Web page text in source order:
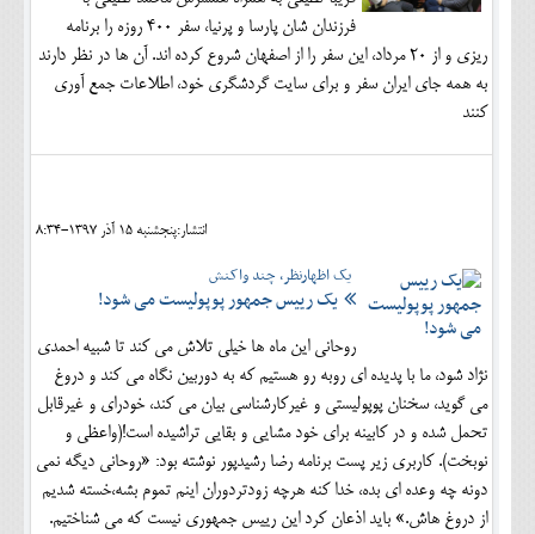
فرزندان شان پارسا و پرنیا، سفر 400 روزه را برنامه
ریزی و از 20 مرداد، این سفر را از اصفهان شروع کرده اند. آن ها در نظر دارند
به همه جای ایران سفر و برای سایت گردشگری خود، اطلاعات جمع آوری
کنند
انتشار:پنجشنبه 15 آذر 1397-8:34
یک اظهارنظر، چند واکنش
یک رییس جمهور پوپولیست می شود!
روحانی این ماه ها خیلی تلاش می کند تا شبیه احمدی
نژاد شود، ما با پدیده ای روبه رو هستیم که به دوربین نگاه می کند و دروغ
می گوید، سخنان پوپولیستی و غیرکارشناسی بیان می کند، خودرای و غیرقابل
تحمل شده و در کابینه برای خود مشایی و بقایی تراشیده است!(واعظی و
نوبخت). کاربری زیر پست برنامه رضا رشیدپور نوشته بود: «روحانی دیگه نمی
دونه چه وعده ای بده، خدا کنه هرچه زودتردوران اینم تموم بشه،خسته شدیم
از دروغ هاش.» باید اذعان کرد این رییس جمهوری نیست که می شناختیم.